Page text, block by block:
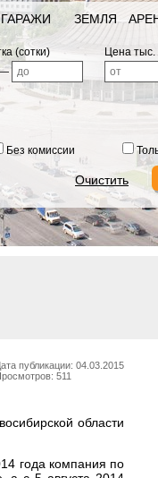
ЗЕМЛЯ
(сотки)
Цена тыс.
Без комиссии
Очистить
публикации: 04.03.2015
511
области
года компания по